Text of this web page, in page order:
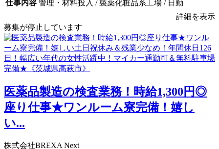
仕事内容 管理・材料投入 / 製薬化粧品系工場 / 日勤
詳細を表示
募集が停止しています
医薬品製造の検査業務！時給1,300円◎
座り仕事★ワンルーム寮完備！嬉し
い...
株式会社BREXA Next